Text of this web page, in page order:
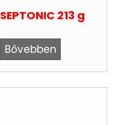
SEPTONIC 213 g
Bővebben